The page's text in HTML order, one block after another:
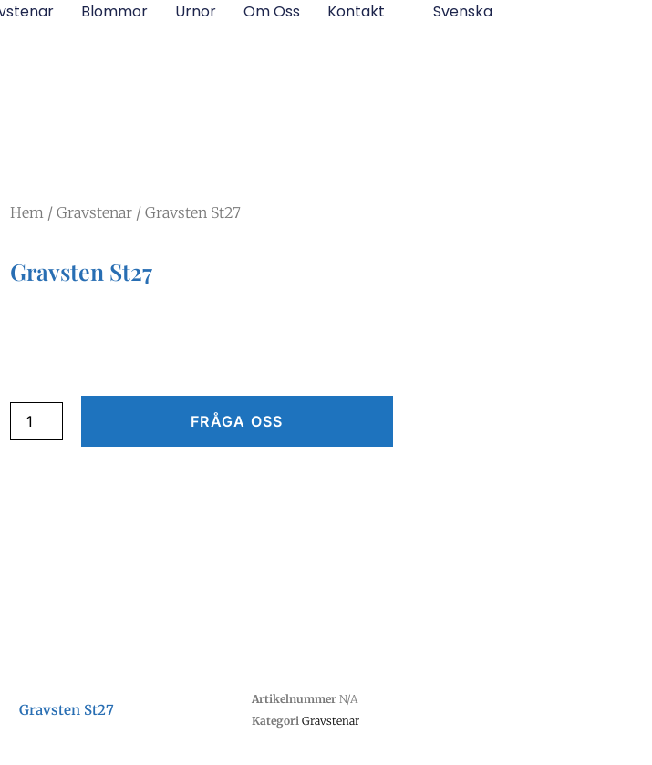
Blommor Urnor Om Oss Kontakt Svenska
Hem / Gravstenar / Gravsten St27
Gravsten St27
FRÅGA OSS
Gravsten St27
Artikelnummer N/A
Kategori Gravstenar